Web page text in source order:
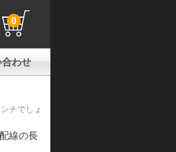
0
合わせ
チでしょうか？
線の長